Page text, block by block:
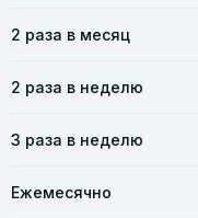
2 раза в месяц
2 раза в неделю
3 раза в неделю
Ежемесячно